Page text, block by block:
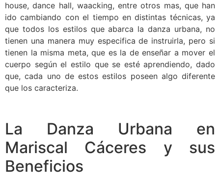
house, dance hall, waacking, entre otros mas, que han
ido cambiando con el tiempo en distintas técnicas, ya
que todos los estilos que abarca la danza urbana, no
tienen una manera muy especifica de instruirla, pero si
tienen la misma meta, que es la de enseñar a mover el
cuerpo según el estilo que se esté aprendiendo, dado
que, cada uno de estos estilos poseen algo diferente
que los caracteriza.
La Danza Urbana en
Mariscal Cáceres y sus
Beneficios